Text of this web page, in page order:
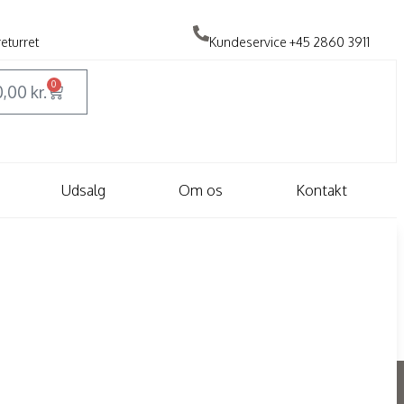
Kundeservice +45 2860 3911
kr. 0
Udsalg Om os Kontakt